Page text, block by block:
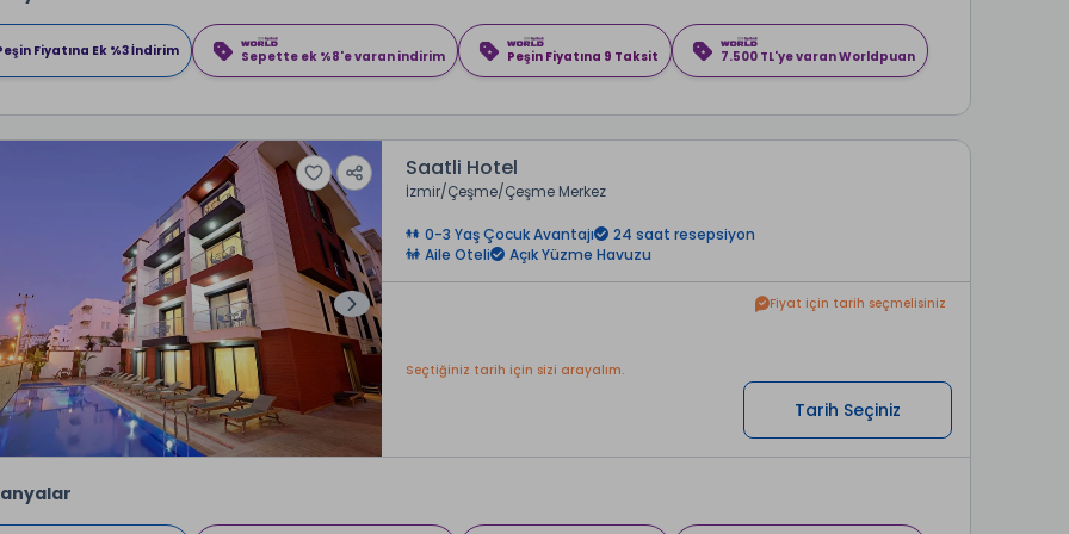
Fiyatına Ek %3 İndirim Sepette ek %8'e varan indirim Peşin Fiyatına 9 Taksit 7.500 TL'ye varan Worldpuan
Saatli Hotel
İzmir Çeşme Çeşme Merkez
0-3 Yaş Çocuk Avantajı
24 saat resepsiyon
Aile Oteli
Açık Yüzme Havuzu
Seçtiğiniz tarih için sizi arayalım.
Fiyat için tarih seçmelisiniz
Tarih Seçiniz